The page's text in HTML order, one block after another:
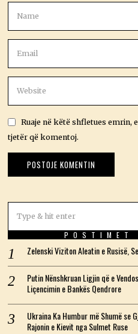
Ruaje në këtë shfletues emrin,
tjetër që komentoj.
POSTIMET
Zelenski Viziton Aleatin e Rusisë,
Putin Nënshkruan Ligjin që e
Liçencimin e Bankës Qendrore
Ukraina Ka Humbur më Shumë se
Rajonin e Kievit nga Sulmet Ruse